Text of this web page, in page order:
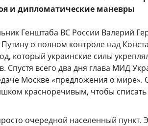
и дипломатические маневры
Генштаба ВС России Валерий
о полном контроле над
который украинские силы
Спустя всего два дня глава МИД
Москве «предложения о мире».
красноречивым, чтобы списать
очередной населенный пункт.